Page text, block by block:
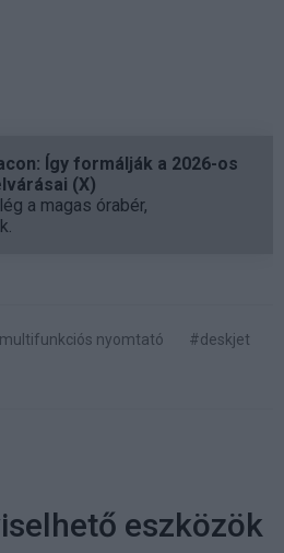
Így formálják a 2026-os
(X)
a magas órabér,
nyomtató
#deskjet
eszközök